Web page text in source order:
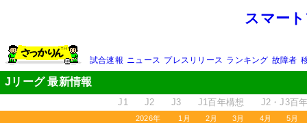
スマー
試合速報 ニュース プレスリリース ランキング 故障者
Jリーグ 最新情報
J1 J2 J3 J1百年構想 J2・J3百
2026年 1月 2月 3月 4月 5月